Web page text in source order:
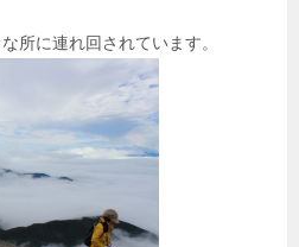
所に連れ回されています。